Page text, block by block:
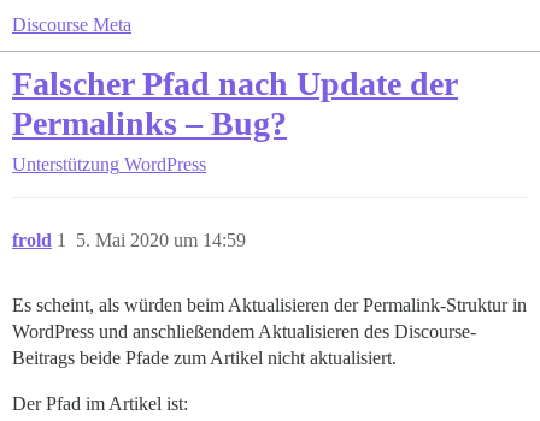
Discourse Meta
Falscher Pfad nach Update der
Permalinks – Bug?
Unterstützung WordPress
frold 5. Mai 2020 um 14:59
1
Es scheint, als würden beim Aktualisieren der Permalink-Struktur in
WordPress und anschließendem Aktualisieren des Discourse-
Beitrags beide Pfade zum Artikel nicht aktualisiert.
Der Pfad im Artikel ist: